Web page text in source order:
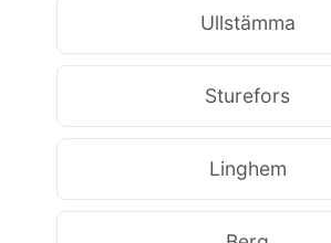
Ullstämma
Sturefors
Linghem